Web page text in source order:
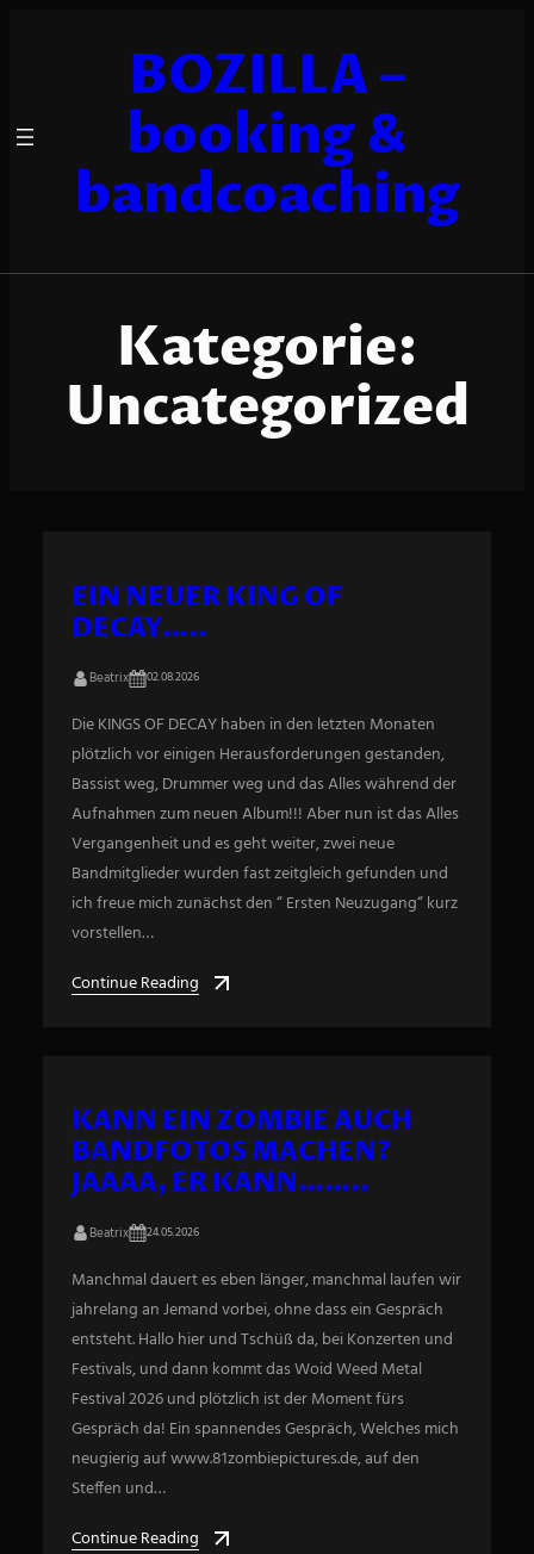
BOZILLA –
booking &
bandcoaching
Kategorie:
Uncategorized
EIN NEUER KING OF
DECAY…..
Beatrix 02.08.2026
Die KINGS OF DECAY haben in den letzten Monaten
plötzlich vor einigen Herausforderungen gestanden,
Bassist weg, Drummer weg und das Alles während der
Aufnahmen zum neuen Album!!! Aber nun ist das Alles
Vergangenheit und es geht weiter, zwei neue
Bandmitglieder wurden fast zeitgleich gefunden und
ich freue mich zunächst den “ Ersten Neuzugang“ kurz
vorstellen…
Continue Reading
KANN EIN ZOMBIE AUCH
BANDFOTOS MACHEN?
JAAAA, ER KANN……..
Beatrix 24.05.2026
Manchmal dauert es eben länger, manchmal laufen wir
jahrelang an Jemand vorbei, ohne dass ein Gespräch
entsteht. Hallo hier und Tschüß da, bei Konzerten und
Festivals, und dann kommt das Woid Weed Metal
Festival 2026 und plötzlich ist der Moment fürs
Gespräch da! Ein spannendes Gespräch, Welches mich
neugierig auf www.81zombiepictures.de, auf den
Steffen und…
Continue Reading